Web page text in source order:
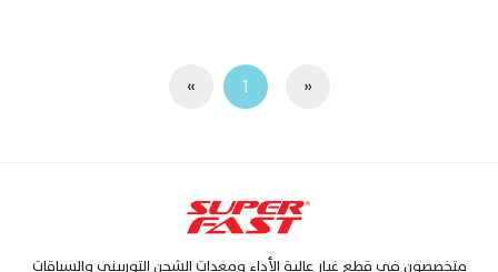
«
1
»
متخصصون في قطع غيار عالية الأداء ومعدات الشحن التوربيني والسباقات